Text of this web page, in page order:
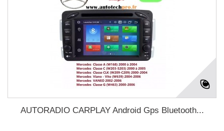
AUTORADIO CARPLAY Android Gps Bluetooth...